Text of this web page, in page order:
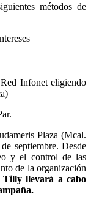
métodos de
Infonet eligiendo
Plaza (Mcal.
septiembre. Desde
y el control de las
de la organización
Tilly llevará a cabo